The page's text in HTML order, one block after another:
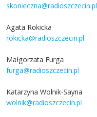
skonieczna@radioszczecin.pl
Agata Rokicka
rokicka@radioszczecin.pl
Małgorzata Furga
furga@radioszczecin.pl
Katarzyna Wolnik-Sayna
wolnik@radioszczecin.pl